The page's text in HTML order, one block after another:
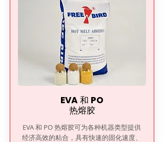
EVA 和 PO
热熔胶
EVA 和 PO 热熔胶可为各种机器类型提供
经济高效的粘合，具有快速的固化速度、